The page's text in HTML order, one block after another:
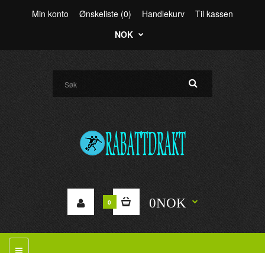
Min konto Ønskeliste (0) Handlekurv
Til kassen
NOK
0 0NOK